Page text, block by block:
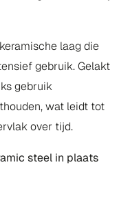
laag die
gebruik. Gelakt
gebruik
wat leidt tot
over tijd.
steel in plaats